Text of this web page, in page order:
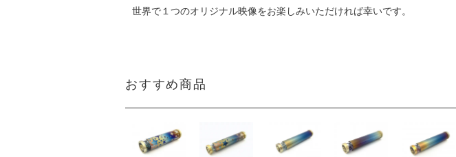
世界で１つのオリジナル映像をお楽しみいただければ幸いです。
おすすめ商品